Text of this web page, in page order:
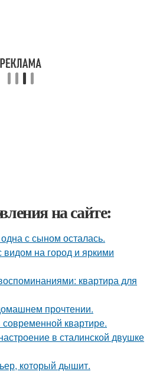
на сайте:
с сыном осталась.
на город и яркими
квартира для
прочтении.
квартире.
в сталинской двушке
который дышит.